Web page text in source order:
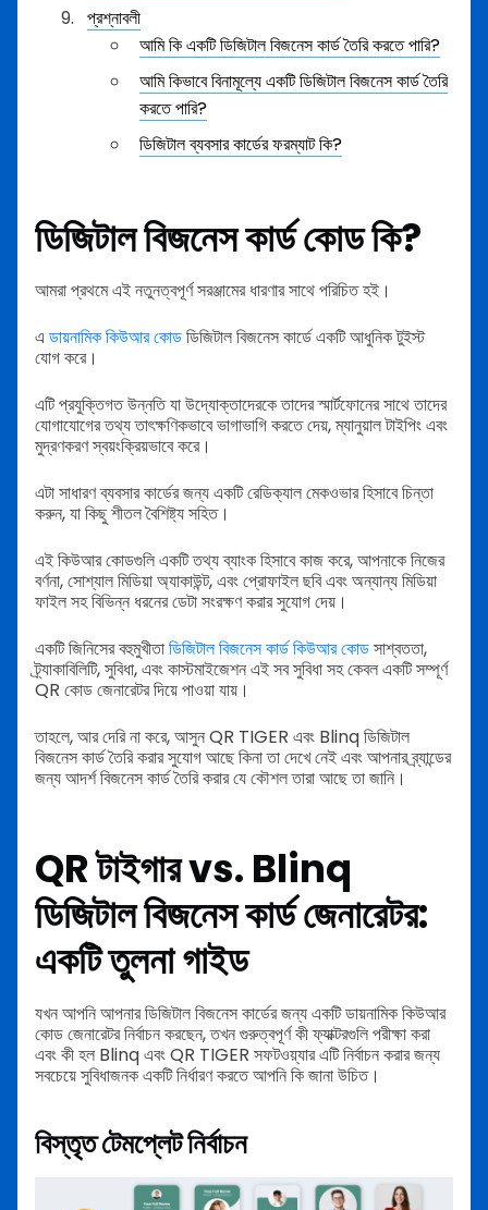
প্রশ্নাবলী
আমি কি একটি ডিজিটাল বিজনেস কার্ড তৈরি করতে পারি?
আমি কিভাবে বিনামূল্যে একটি ডিজিটাল বিজনেস কার্ড তৈরি
করতে পারি?
ডিজিটাল ব্যবসার কার্ডের ফরম্যাট কি?
ডিজিটাল বিজনেস কার্ড কোড কি?
আমরা প্রথমে এই নতুনত্বপূর্ণ সরঞ্জামের ধারণার সাথে পরিচিত হই।
এ ডায়নামিক কিউআর কোডডিজিটাল বিজনেস কার্ডে একটি আধুনিক টুইস্ট
যোগ করে।
এটি প্রযুক্তিগত উন্নতি যা উদ্যোক্তাদেরকে তাদের স্মার্টফোনের সাথে তাদের
যোগাযোগের তথ্য তাৎক্ষণিকভাবে ভাগাভাগি করতে দেয়, ম্যানুয়াল টাইপিং এবং
মুদ্রণকরণ স্বয়ংক্রিয়ভাবে করে।
এটা সাধারণ ব্যবসার কার্ডের জন্য একটি রেডিক্যাল মেকওভার হিসাবে চিন্তা
করুন, যা কিছু শীতল বৈশিষ্ট্য সহিত।
এই কিউআর কোডগুলি একটি তথ্য ব্যাংক হিসাবে কাজ করে, আপনাকে নিজের
বর্ণনা, সোশ্যাল মিডিয়া অ্যাকাউন্ট, এবং প্রোফাইল ছবি এবং অন্যান্য মিডিয়া
ফাইল সহ বিভিন্ন ধরনের ডেটা সংরক্ষণ করার সুযোগ দেয়।
একটি জিনিসের বহুমুখীতাডিজিটাল বিজনেস কার্ড কিউআর কোডসাশ্বততা,
ট্র্যাকাবিলিটি, সুবিধা, এবং কাস্টমাইজেশন এই সব সুবিধা সহ কেবল একটি সম্পূর্ণ
QR কোড জেনারেটর দিয়ে পাওয়া যায়।
তাহলে, আর দেরি না করে, আসুন QR TIGER এবং Blinq ডিজিটাল
বিজনেস কার্ড তৈরি করার সুযোগ আছে কিনা তা দেখে নেই এবং আপনার ব্র্যান্ডের
জন্য আদর্শ বিজনেস কার্ড তৈরি করার যে কৌশল তারা আছে তা জানি।
QR টাইগার vs. Blinq
ডিজিটাল বিজনেস কার্ডজেনারেটর:
একটি তুলনা গাইড
যখন আপনি আপনার ডিজিটাল বিজনেস কার্ডের জন্য একটি ডায়নামিক কিউআর
কোড জেনারেটর নির্বাচন করছেন, তখন গুরুত্বপূর্ণ কী ফ্যাক্টরগুলি পরীক্ষা করা
এবং কী হল Blinq এবং QR TIGER সফটওয়্যার এটি নির্বাচন করার জন্য
সবচেয়ে সুবিধাজনক একটি নির্ধারণ করতে আপনি কি জানা উচিত।
বিস্তৃত টেমপ্লেট নির্বাচন